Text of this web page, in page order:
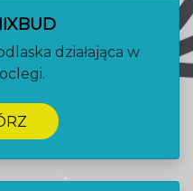
działająca w